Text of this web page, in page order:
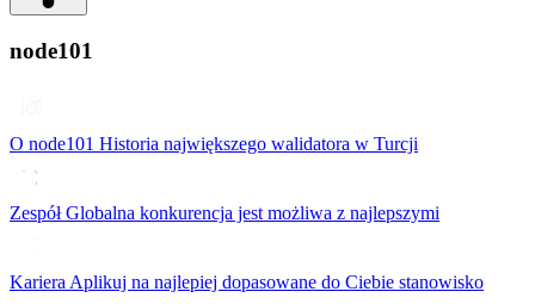
node101
O node101 Historia największego walidatora w Turcji
ZespółGlobalna konkurencja jest możliwa z najlepszymi
Kariera Aplikuj na najlepiej dopasowane do Ciebie stanowisko